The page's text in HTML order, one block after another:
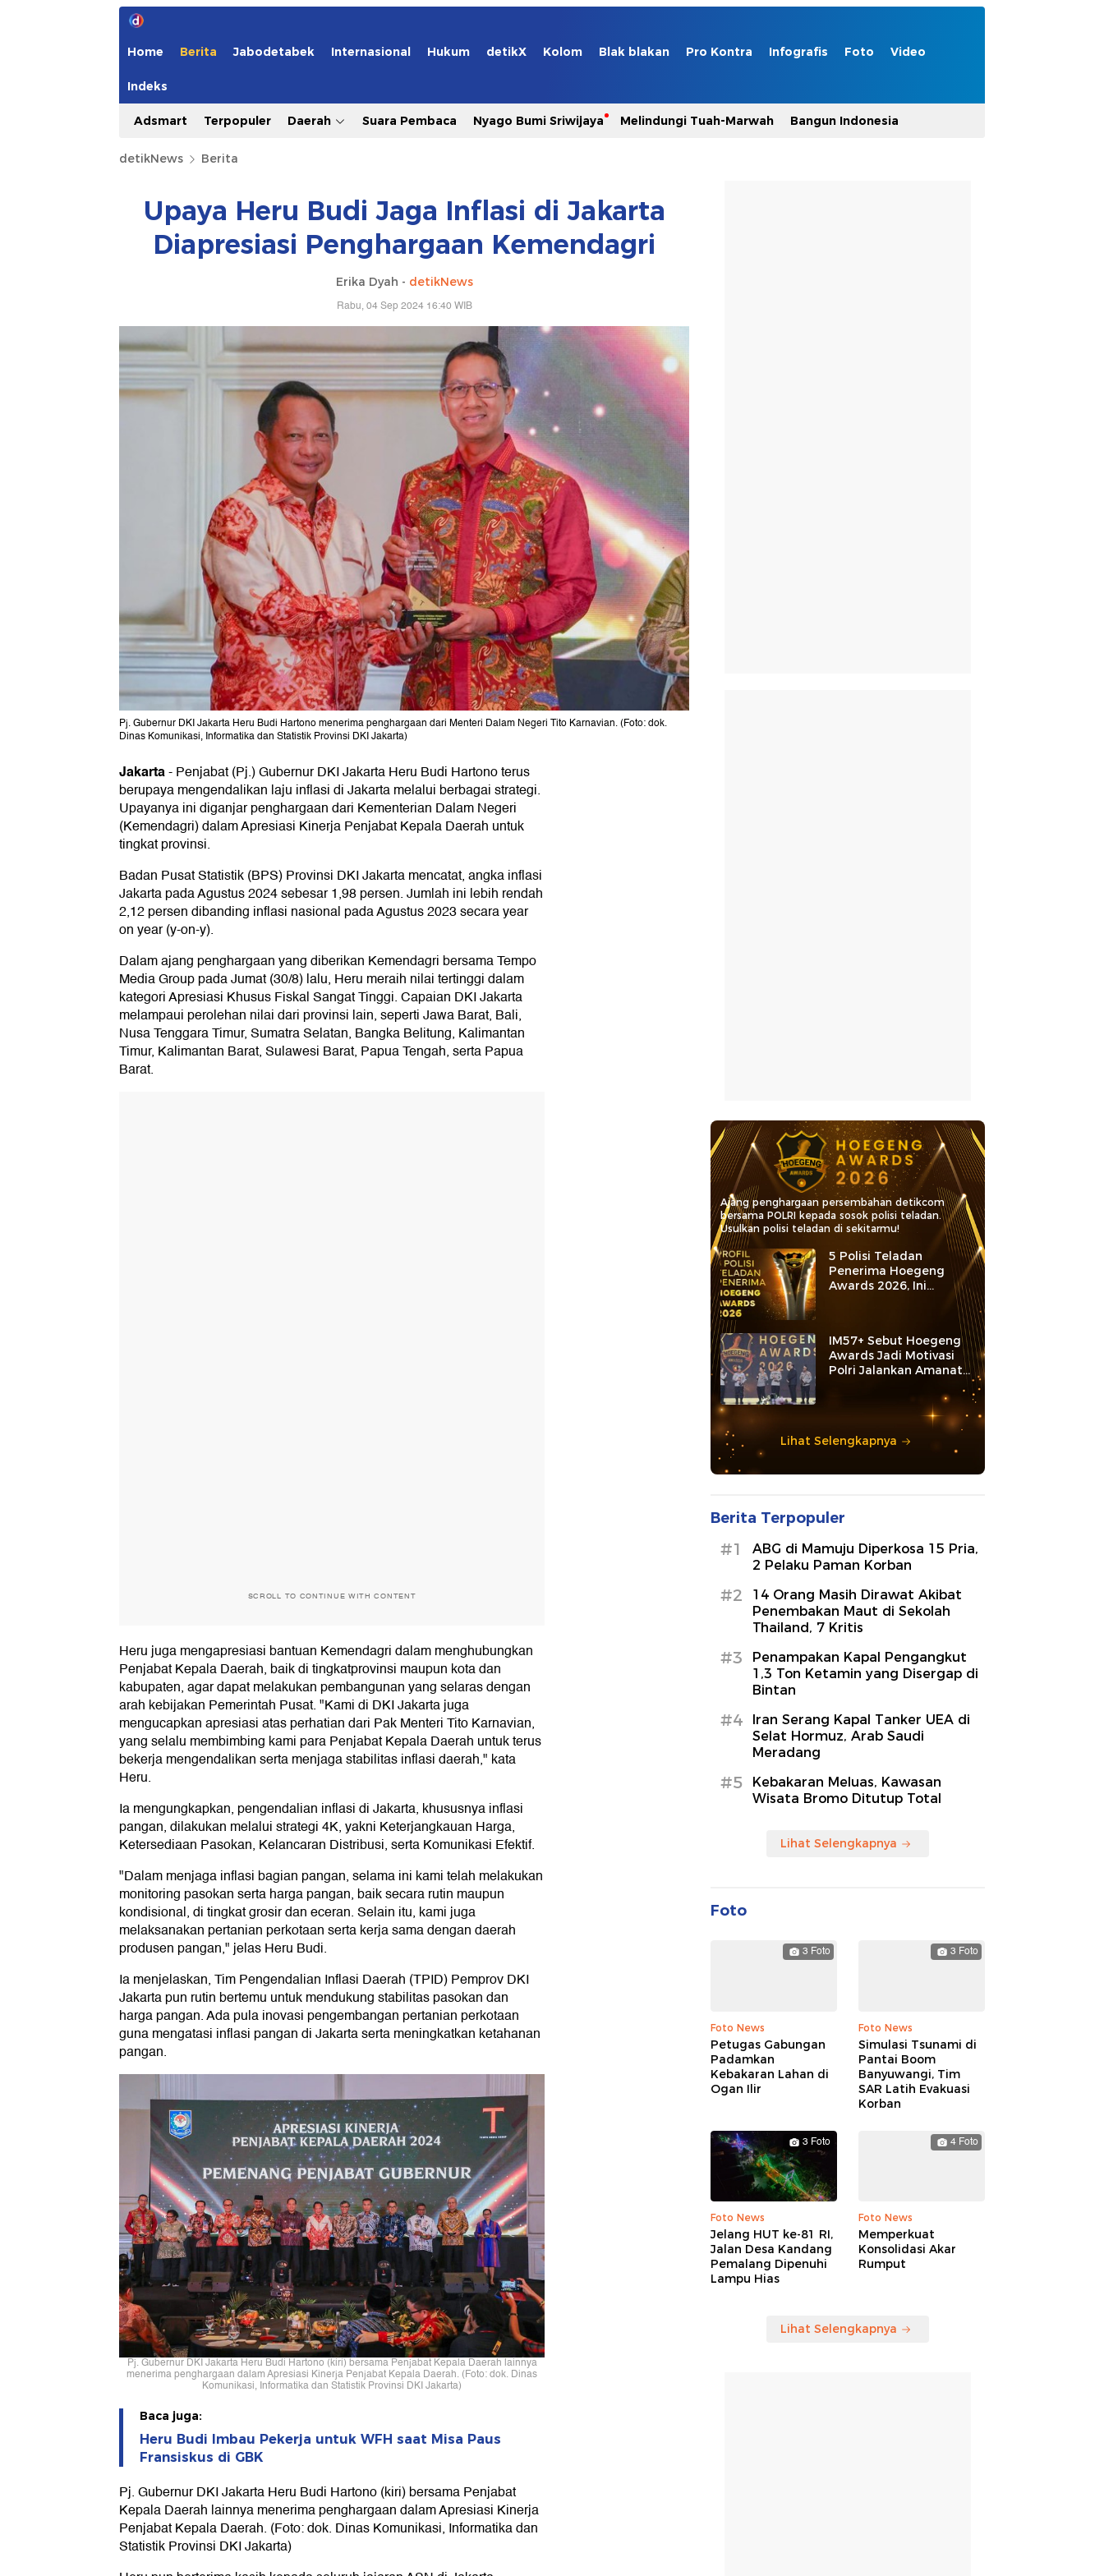
Home Berita Jabodetabek Internasional Hukum detikX Kolom Blak blakan Pro Kontra Infografis Foto Video
Indeks
Adsmart Terpopuler Daerah Suara Pembaca Nyago Bumi Sriwijaya Melindungi Tuah-Marwah Bangun Indonesia
detikNews Berita
Upaya Heru Budi Jaga Inflasi di Jakarta
Diapresiasi Penghargaan Kemendagri
Erika Dyah - detikNews
Rabu, 04 Sep 2024 16:40 WIB
Pj. Gubernur DKI Jakarta Heru Budi Hartono menerima penghargaan dari Menteri Dalam Negeri Tito Karnavian. (Foto: dok.
Dinas Komunikasi, Informatika dan Statistik Provinsi DKI Jakarta)
Jakarta-Penjabat (Pj.) Gubernur DKI Jakarta Heru Budi Hartono terus
berupaya mengendalikan laju inflasi di Jakarta melalui berbagai strategi.
Upayanya ini diganjar penghargaan dari Kementerian Dalam Negeri
(Kemendagri) dalam Apresiasi Kinerja Penjabat Kepala Daerah untuk
tingkat provinsi.
Badan Pusat Statistik (BPS) Provinsi DKI Jakarta mencatat, angka inflasi
Jakarta pada Agustus 2024 sebesar 1,98 persen. Jumlah ini lebih rendah
2,12 persen dibanding inflasi nasional pada Agustus 2023 secara year
on year (y-on-y).
Dalam ajang penghargaan yang diberikan Kemendagri bersama Tempo
Media Group pada Jumat (30/8) lalu, Heru meraih nilai tertinggi dalam
kategori Apresiasi Khusus Fiskal Sangat Tinggi. Capaian DKI Jakarta
melampaui perolehan nilai dari provinsi lain, seperti Jawa Barat, Bali,
Nusa Tenggara Timur, Sumatra Selatan, Bangka Belitung, Kalimantan
Timur, Kalimantan Barat, Sulawesi Barat, Papua Tengah, serta Papua
Barat.
SCROLL TO CONTINUE WITH CONTENT
Heru juga mengapresiasi bantuan Kemendagri dalam menghubungkan
Penjabat Kepala Daerah, baik di tingkatprovinsi maupun kota dan
kabupaten, agar dapat melakukan pembangunan yang selaras dengan
arah kebijakan Pemerintah Pusat. "Kami di DKI Jakarta juga
mengucapkan apresiasi atas perhatian dari Pak Menteri Tito Karnavian,
yang selalu membimbing kami para Penjabat Kepala Daerah untuk terus
bekerja mengendalikan serta menjaga stabilitas inflasi daerah," kata
Heru.
Ia mengungkapkan, pengendalian inflasi di Jakarta, khususnya inflasi
pangan, dilakukan melalui strategi 4K, yakni Keterjangkauan Harga,
Ketersediaan Pasokan, Kelancaran Distribusi, serta Komunikasi Efektif.
"Dalam menjaga inflasi bagian pangan, selama ini kami telah melakukan
monitoring pasokan serta harga pangan, baik secara rutin maupun
kondisional, di tingkat grosir dan eceran. Selain itu, kami juga
melaksanakan pertanian perkotaan serta kerja sama dengan daerah
produsen pangan," jelas Heru Budi.
Ia menjelaskan, Tim Pengendalian Inflasi Daerah (TPID) Pemprov DKI
Jakarta pun rutin bertemu untuk mendukung stabilitas pasokan dan
harga pangan. Ada pula inovasi pengembangan pertanian perkotaan
guna mengatasi inflasi pangan di Jakarta serta meningkatkan ketahanan
pangan.
Pj. Gubernur DKI Jakarta Heru Budi Hartono (kiri) bersama Penjabat Kepala Daerah lainnya
menerima penghargaan dalam Apresiasi Kinerja Penjabat Kepala Daerah. (Foto: dok. Dinas
Komunikasi, Informatika dan Statistik Provinsi DKI Jakarta)
Baca juga:
Heru Budi Imbau Pekerja untuk WFH saat Misa Paus
Fransiskus di GBK
Pj. Gubernur DKI Jakarta Heru Budi Hartono (kiri) bersama Penjabat
Kepala Daerah lainnya menerima penghargaan dalam Apresiasi Kinerja
Penjabat Kepala Daerah. (Foto: dok. Dinas Komunikasi, Informatika dan
Statistik Provinsi DKI Jakarta)
Ajang penghargaan persembahan detikcom
bersama POLRI kepada sosok polisi teladan.
Usulkan polisi teladan di sekitarmu!
5 Polisi Teladan
Penerima Hoegeng
Awards 2026, Ini
Kategori dan Kiprahnya
IM57+ Sebut Hoegeng
Awards Jadi Motivasi
Polri Jalankan Amanat
Lihat Selengkapnya
Berita Terpopuler
#1
ABG di Mamuju Diperkosa 15 Pria,
2 Pelaku Paman Korban
#2
14 Orang Masih Dirawat Akibat
Penembakan Maut di Sekolah
Thailand, 7 Kritis
#3
Penampakan Kapal Pengangkut
1,3 Ton Ketamin yang Disergap di
Bintan
#4
Iran Serang Kapal Tanker UEA di
Selat Hormuz, Arab Saudi
Meradang
#5
Kebakaran Meluas, Kawasan
Wisata Bromo Ditutup Total
Lihat Selengkapnya
Foto
3 Foto
Foto News
Petugas Gabungan
Padamkan
Kebakaran Lahan di
Ogan Ilir
3 Foto
Foto News
Simulasi Tsunami di
Pantai Boom
Banyuwangi, Tim
SAR Latih Evakuasi
Korban
3 Foto
Foto News
Jelang HUT ke-81 RI,
Jalan Desa Kandang
Pemalang Dipenuhi
Lampu Hias
4 Foto
Foto News
Memperkuat
Konsolidasi Akar
Rumput
Lihat Selengkapnya